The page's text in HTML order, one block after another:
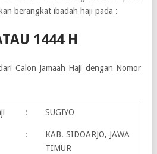
berangkat ibadah haji pada :
1444 H
Calon Jamaah Haji dengan Nomor
: SUGIYO
:
KAB. SIDOARJO, JAWA
TIMUR